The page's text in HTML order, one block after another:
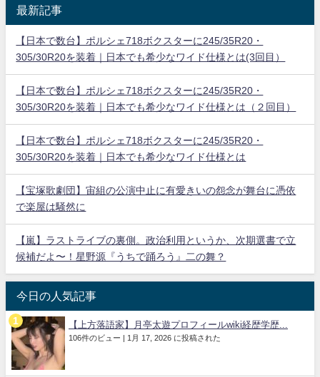
最新記事
【日本で数台】ポルシェ718ボクスターに245/35R20・
305/30R20を装着｜日本でも希少なワイド仕様とは(3回目）
【日本で数台】ポルシェ718ボクスターに245/35R20・
305/30R20を装着｜日本でも希少なワイド仕様とは（２回目）
【日本で数台】ポルシェ718ボクスターに245/35R20・
305/30R20を装着｜日本でも希少なワイド仕様とは
【宝塚歌劇団】宙組の公演中止に有愛きいの怨念が舞台に憑依
で楽屋は騒然に
【嵐】ラストライブの裏側。政治利用というか、次期選書で立
候補だよ〜！星野源『うちで踊ろう』二の舞？
今日の人気記事
【上方落語家】月亭太遊プロフィールwiki経歴学歴...
106件のビュー | 1月 17, 2026 に投稿された